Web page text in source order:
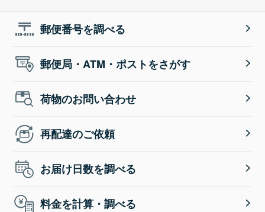
郵便番号を調べる
郵便局・ATM・ポストをさがす
荷物のお問い合わせ
再配達のご依頼
お届け日数を調べる
料金を計算・調べる